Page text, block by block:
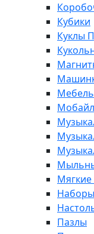
Кубики
Куклы
Мебель
Пазлы